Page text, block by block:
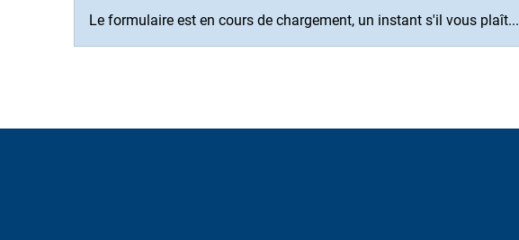
Le formulaire est en cours de chargement, un instant s'il vous plaît...